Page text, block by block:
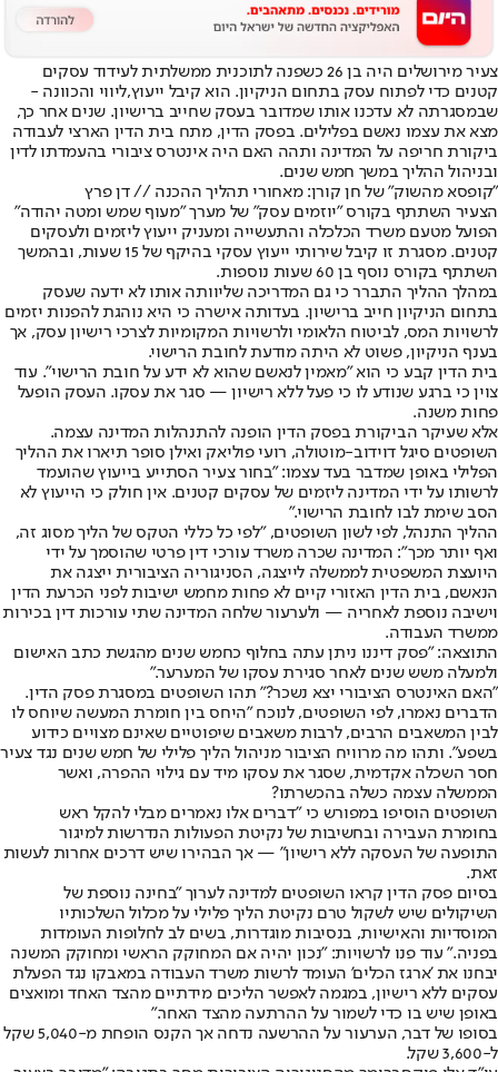
צעיר מירושלים היה בן 26 כשפנה לתוכנית ממשלתית לעידוד עסקים
קטנים כדי לפתוח עסק בתחום הניקיון. הוא קיבל ייעוץ,ליווי והכוונה -
שבמסגרתה לא עדכנו אותו שמדובר בעסק שחייב ברישיון. שנים אחר כך,
מצא את עצמו נאשם בפלילים. בפסק הדין, מתח בית הדין הארצי לעבודה
ביקורת חריפה על המדינה ותהה האם היה אינטרס ציבורי בהעמדתו לדין
ובניהול ההליך במשך חמש שנים.
"קופסא מהשוק" של חן קורן: מאחורי תהליך ההכנה // דן פרץ
הצעיר השתתף בקורס ״יוזמים עסק״ של מערך ״מעוף שמש ומטה יהודה״
הפועל מטעם משרד הכלכלה והתעשייה ומעניק ייעוץ ליזמים ולעסקים
קטנים. מסגרת זו קיבל שירותי ייעוץ עסקי בהיקף של 15 שעות, ובהמשך
השתתף בקורס נוסף בן 60 שעות נוספות.
במהלך ההליך התברר כי גם המדריכה שליוותה אותו לא ידעה שעסק
בתחום הניקיון חייב ברישיון. בעדותה אישרה כי היא נוהגת להפנות יזמים
לרשויות המס, לביטוח הלאומי ולרשויות המקומיות לצרכי רישיון עסק, אך
בענף הניקיון, פשוט לא היתה מודעת לחובת הרישוי.
בית הדין קבע כי הוא "מאמין לנאשם שהוא לא ידע על חובת הרישוי". עוד
צוין כי ברגע שנודע לו כי פעל ללא רישיון — סגר את עסקו. העסק הופעל
פחות משנה.
אלא שעיקר הביקורת בפסק הדין הופנה להתנהלות המדינה עצמה.
השופטים סיגל דוידוב-מוטולה, רועי פוליאק ואילן סופר תיארו את ההליך
הפלילי באופן שמדבר בעד עצמו: "בחור צעיר הסתייע בייעוץ שהועמד
לרשותו על ידי המדינה ליזמים של עסקים קטנים. אין חולק כי הייעוץ לא
הסב שימת לבו לחובת הרישוי."
ההליך התנהל, לפי לשון השופטים, "לפי כל כללי הטקס של הליך מסוג זה,
ואף יותר מכך": המדינה שכרה משרד עורכי דין פרטי שהוסמך על ידי
היועצת המשפטית לממשלה לייצגה, הסניגוריה הציבורית ייצגה את
הנאשם, בית הדין האזורי קיים לא פחות מחמש ישיבות לפני הכרעת הדין
וישיבה נוספת לאחריה — ולערעור שלחה המדינה שתי עורכות דין בכירות
ממשרד העבודה.
התוצאה: "פסק דיננו ניתן עתה בחלוף כחמש שנים מהגשת כתב האישום
ולמעלה משש שנים לאחר סגירת עסקו של המערער."
״האם האינטרס הציבורי יצא נשכר?״ תהו השופטים במסגרת פסק הדין.
הדברים נאמרו, לפי השופטים, לנוכח "היחס בין חומרת המעשה שיוחס לו
לבין המשאבים הרבים, לרבות משאבים שיפוטיים שאינם מצויים כידוע
בשפע". ותהו מה מרוויח הציבור מניהול הליך פלילי של חמש שנים נגד צעיר
חסר השכלה אקדמית, שסגר את עסקו מיד עם גילוי ההפרה, ואשר
הממשלה עצמה כשלה בהכשרתו?
השופטים הוסיפו במפורש כי "דברים אלו נאמרים מבלי להקל ראש
בחומרת העבירה ובחשיבות של נקיטת הפעולות הנדרשות למיגור
התופעה של העסקה ללא רישיון" — אך הבהירו שיש דרכים אחרות לעשות
זאת.
בסיום פסק הדין קראו השופטים למדינה לערוך "בחינה נוספת של
השיקולים שיש לשקול טרם נקיטת הליך פלילי על מכלול השלכותיו
המוסדיות והאישיות, בנסיבות מוגדרות, בשים לב לחלופות העומדות
בפניה." עוד פנו לרשויות: "נכון יהיה אם המחוקק הראשי ומחוקק המשנה
יבחנו את 'ארגז הכלים' העומד לרשות משרד העבודה במאבקו נגד הפעלת
עסקים ללא רישיון, במגמה לאפשר הליכים מידתיים מהצד האחד ומואצים
באופן שיש בו כדי לשמור על ההרתעה מהצד האחר."
בסופו של דבר, הערעור על ההרשעה נדחה אך הקנס הופחת מ-5,040 שקל
ל-3,600 שקל.